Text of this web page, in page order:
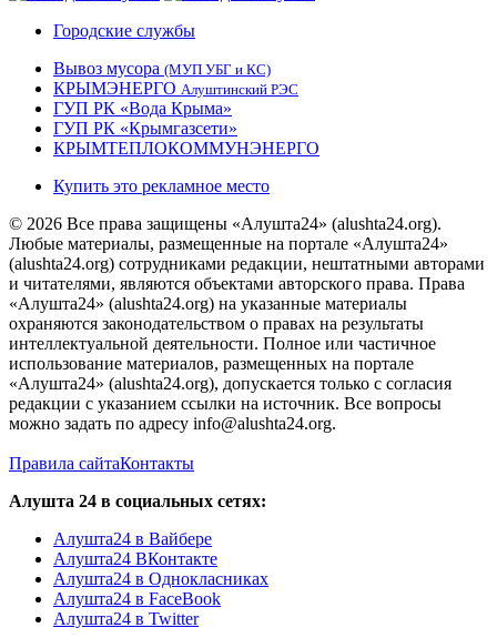
Городские службы
Вывоз мусора (МУП УБГ и КС)
КРЫМЭНЕРГО Алуштинский РЭС
ГУП РК «Вода Крыма»
ГУП РК «Крымгазсети»
КРЫМТЕПЛОКОММУНЭНЕРГО
Купить это рекламное место
© 2026 Все права защищены «Алушта24» (alushta24.org).
Любые материалы, размещенные на портале «Алушта24»
(alushta24.org) сотрудниками редакции, нештатными авторами
и читателями, являются объектами авторского права. Права
«Алушта24» (alushta24.org) на указанные материалы
охраняются законодательством о правах на результаты
интеллектуальной деятельности. Полное или частичное
использование материалов, размещенных на портале
«Алушта24» (alushta24.org), допускается только с согласия
редакции с указанием ссылки на источник. Все вопросы
можно задать по адресу info@alushta24.org.
Правила сайтаКонтакты
Алушта 24 в социальных сетях:
Алушта24 в Вайбере
Алушта24 ВКонтакте
Алушта24 в Однокласниках
Алушта24 в FaceBook
Алушта24 в Twitter